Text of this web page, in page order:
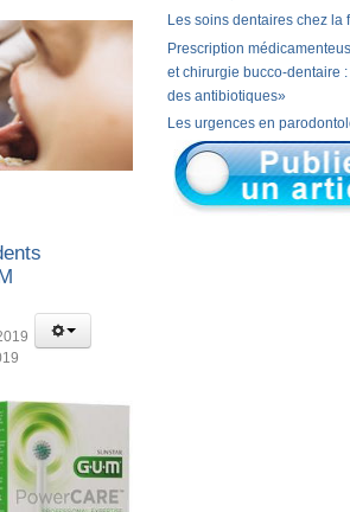
Les soins dentaires chez la
Prescription
et chirurgie bucco-dentaire
des antibiotiques»
Les urgences en